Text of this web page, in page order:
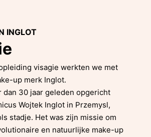
INGLOT
visagie werkten we met
up merk Inglot.
dan 30 jaar geleden opgericht
Wojtek Inglot in Przemysl,
stadje. Het was zijn missie om
en natuurlijke make-up